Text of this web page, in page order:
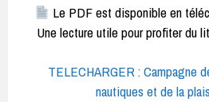
Le PDF est disponible en
Une lecture utile pour profiter du
TELECHARGER : Campagne
nautiques et de la